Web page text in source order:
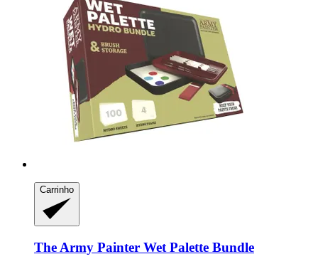
Carrinho
The Army Painter Wet Palette Bundle